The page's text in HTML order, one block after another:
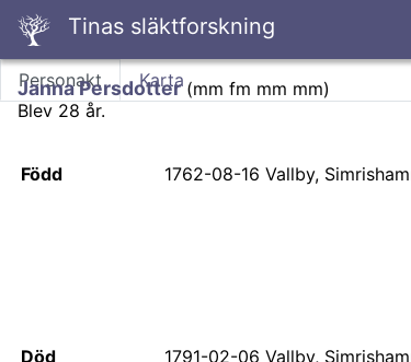
Tinas släktforskning
Personakt Karta
Janna Persdotter (mm fm mm mm)
Blev 28 år.
Född 1762-08-16 Vallby,
Död
1791-02-06 Vallby,